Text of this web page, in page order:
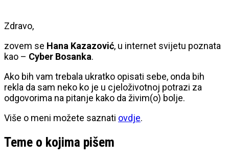
Zdravo,
zovem se Hana Kazazović, u internet svijetu poznata
kao – Cyber Bosanka.
Ako bih vam trebala ukratko opisati sebe, onda bih
rekla da sam neko ko je u cjeloživotnoj potrazi za
odgovorima na pitanje kako da živim(o) bolje.
Više o meni možete saznati ovdje.
Teme o kojima pišem